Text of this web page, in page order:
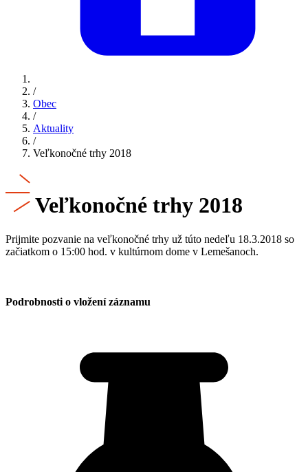
/
Obec
/
Aktuality
/
Veľkonočné trhy 2018
Veľkonočné trhy 2018
Prijmite pozvanie na veľkonočné trhy už túto nedeľu 18.3.2018 so
začiatkom o 15:00 hod. v kultúrnom dome v Lemešanoch.
Podrobnosti o vložení záznamu